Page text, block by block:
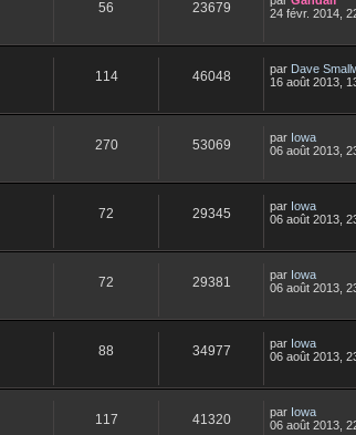
56 23679
24 févr. 2014,
114 46048 par Dave
16 août 2013,
270 53069 par Iowa
06 août 2013,
72 29345 par Iowa
06 août 2013,
72 29381 par Iowa
06 août 2013,
88 34977 par Iowa
06 août 2013,
117 41320 par Iowa
06 août 2013,